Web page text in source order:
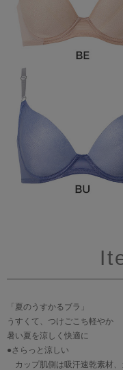
「夏のうすかるブラ」
うすくて、つけごこち軽やか
暑い夏を涼しく快適に
●さらっと涼しい
カップ肌側は吸汗速乾素材